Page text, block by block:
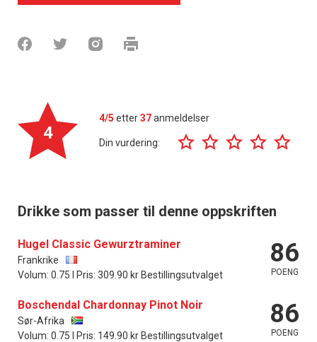
4
4/5 etter37anmeldelser
Din vurdering:
Drikke som passer til denne oppskriften
Hugel Classic Gewurztraminer
Frankrike
Volum: 0.75 l Pris: 309.90 kr Bestillingsutvalget
86
POENG
Boschendal Chardonnay Pinot Noir
Sør-Afrika
Volum: 0.75 l Pris: 149.90 kr Bestillingsutvalget
86
POENG